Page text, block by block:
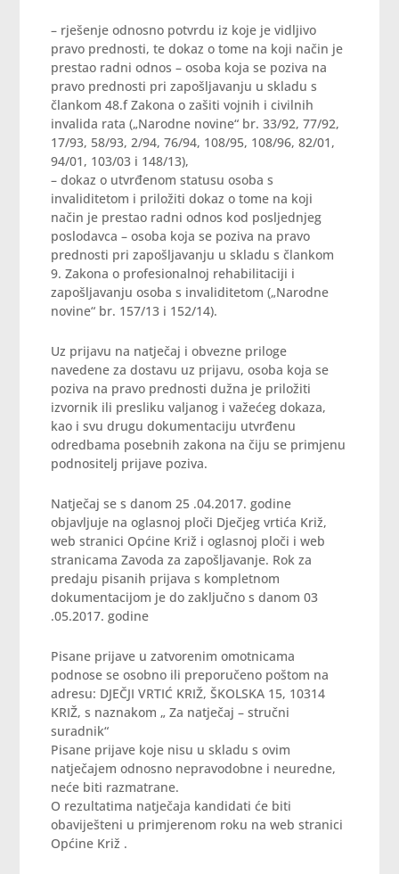
– rješenje odnosno potvrdu iz koje je vidljivo
pravo prednosti, te dokaz o tome na koji način je
prestao radni odnos – osoba koja se poziva na
pravo prednosti pri zapošljavanju u skladu s
člankom 48.f Zakona o zašiti vojnih i civilnih
invalida rata („Narodne novine“ br. 33/92, 77/92,
17/93, 58/93, 2/94, 76/94, 108/95, 108/96, 82/01,
94/01, 103/03 i 148/13),
– dokaz o utvrđenom statusu osoba s
invaliditetom i priložiti dokaz o tome na koji
način je prestao radni odnos kod posljednjeg
poslodavca – osoba koja se poziva na pravo
prednosti pri zapošljavanju u skladu s člankom
9. Zakona o profesionalnoj rehabilitaciji i
zapošljavanju osoba s invaliditetom („Narodne
novine“ br. 157/13 i 152/14).
Uz prijavu na natječaj i obvezne priloge
navedene za dostavu uz prijavu, osoba koja se
poziva na pravo prednosti dužna je priložiti
izvornik ili presliku valjanog i važećeg dokaza,
kao i svu drugu dokumentaciju utvrđenu
odredbama posebnih zakona na čiju se primjenu
podnositelj prijave poziva.
Natječaj se s danom 25 .04.2017. godine
objavljuje na oglasnoj ploči Dječjeg vrtića Križ,
web stranici Općine Križ i oglasnoj ploči i web
stranicama Zavoda za zapošljavanje. Rok za
predaju pisanih prijava s kompletnom
dokumentacijom je do zaključno s danom 03
.05.2017. godine
Pisane prijave u zatvorenim omotnicama
podnose se osobno ili preporučeno poštom na
adresu: DJEČJI VRTIĆ KRIŽ, ŠKOLSKA 15, 10314
KRIŽ, s naznakom „ Za natječaj – stručni
suradnik“
Pisane prijave koje nisu u skladu s ovim
natječajem odnosno nepravodobne i neuredne,
neće biti razmatrane.
O rezultatima natječaja kandidati će biti
obaviješteni u primjerenom roku na web stranici
Općine Križ .